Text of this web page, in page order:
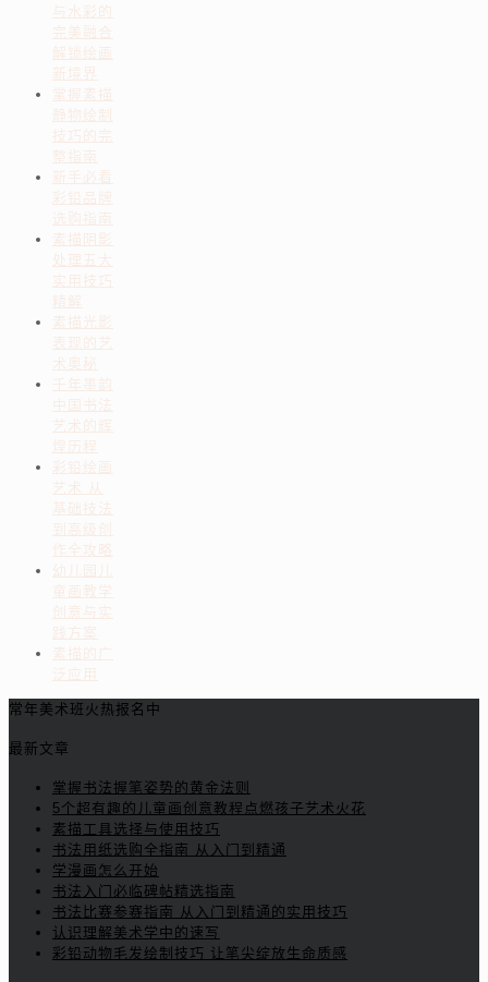
与水彩的
完美融合
解锁绘画
新境界
掌握素描
静物绘制
技巧的完
整指南
新手必看
彩铅品牌
选购指南
素描阴影
处理五大
实用技巧
精解
素描光影
表现的艺
术奥秘
千年墨韵
中国书法
艺术的辉
煌历程
彩铅绘画
艺术 从
基础技法
到高级创
作全攻略
童画教学
创意与实
践方案
素描的广
泛应用
常年美术班火热报名中
最新文章
掌握书法握笔姿势的黄金法则
5个超有趣的儿童画创意教程点燃孩子艺术火花
素描工具选择与使用技巧
书法用纸选购全指南 从入门到精通
学漫画怎么开始
书法入门必临碑帖精选指南
书法比赛参赛指南 从入门到精通的实用技巧
认识理解美术学中的速写
彩铅动物毛发绘制技巧 让笔尖绽放生命质感